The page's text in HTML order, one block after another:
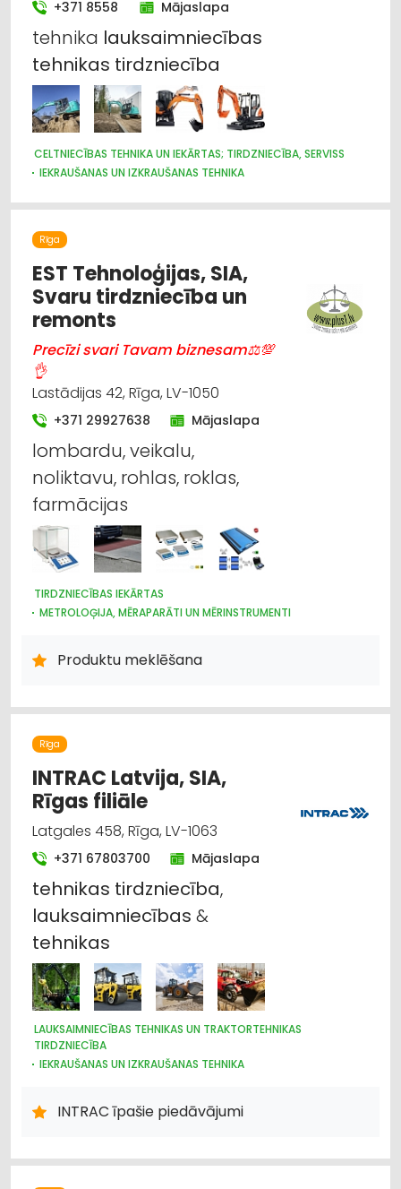
+371 8558 Mājaslapa
tehnika lauksaimniecības
tehnikas tirdzniecība
CELTNIECĪBAS TEHNIKA UN IEKĀRTAS; TIRDZNIECĪBA, SERVISS
IEKRAUŠANAS UN IZKRAUŠANAS TEHNIKA
LAUKSAIMNIECĪBAS TEHNIKAS UN TRAKTORTEHNIKAS
LAUKSAIMNIECĪBAS TEHNIKAS UN TRAKTORTEHNIKAS REZERVES
LAUKSAIMNIECĪBAS TEHNIKAS UN TRAKTORTEHNIKAS
LABOŠANA, REMONTS
CEĻU UN TILTU BŪVE, UZTURĒŠANA
Rīga
EST Tehnoloģijas, SIA,
Svaru tirdzniecība un
remonts
Precīzi svari Tavam biznesam⚖💯
👌
Lastādijas 42, Rīga, LV-1050
+371 29927638 Mājaslapa
lombardu, veikalu,
noliktavu, rohlas, roklas,
farmācijas
TIRDZNIECĪBAS IEKĀRTAS
METROLOĢIJA, MĒRAPARĀTI UN MĒRINSTRUMENTI
IEKRAUŠANAS UN IZKRAUŠANAS TEHNIKA
INTERNETVEIKALI, E-KOMERCIJA
LAUKSAIMNIECĪBAS PAKALPOJUMI
TIRDZNIECĪBA
LAUKSAIMNIECĪBAS TEHNIKAS UN TRAKTORTEHNIKAS REZERVES
DAĻAS
LAUKSAIMNIECĪBAS TEHNIKAS UN TRAKTORTEHNIKAS
LABOŠANA, REMONTS
KOKAPSTRĀDE
SADZĪVES TEHNIKAS TIRDZNIECĪBA
SADZĪVES TEHNIKAS VAIRUMTIRDZNIECĪBA
MEDICĪNAS TEHNIKA, INSTRUMENTI, PRECES UN PIEDERUMI
Produktu meklēšana
Rīga
INTRAC Latvija, SIA,
Rīgas filiāle
Latgales 458, Rīga, LV-1063
+371 67803700 Mājaslapa
tehnikas tirdzniecība,
lauksaimniecības &
tehnikas
LAUKSAIMNIECĪBAS TEHNIKAS UN TRAKTORTEHNIKAS
TIRDZNIECĪBA
IEKRAUŠANAS UN IZKRAUŠANAS TEHNIKA
CELTNIECĪBAS TEHNIKA UN IEKĀRTAS; TIRDZNIECĪBA, SERVISS
MEŽKOPĪBAS UN MEŽIZSTRĀDES TEHNIKA
LAUKSAIMNIECĪBAS TEHNIKAS UN TRAKTORTEHNIKAS
LABOŠANA, REMONTS
INTRAC īpašie piedāvājumi